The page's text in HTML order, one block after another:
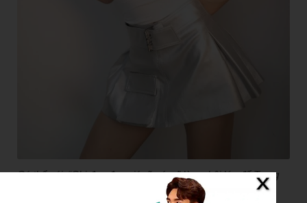
Có thể nói, “Chị đẹp đạp gió rẽ sóng” là cơ hội lớn để Trang
Pháp khẳng định tên tuổi sau nhiều năm “chìm nổi” ở